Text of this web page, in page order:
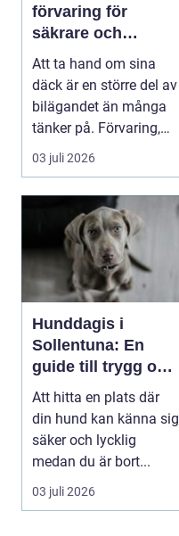
förvaring för
säkrare och
enklare bilägande
Att ta hand om sina
däck är en större del av
bilägandet än många
tänker på. Förvaring,
skick, lufttr...
03 juli 2026
Hunddagis i
Sollentuna: En
guide till trygg och
stimulerande
dagvård för din
hund
Att hitta en plats där
din hund kan känna sig
säker och lycklig
medan du är bort...
03 juli 2026